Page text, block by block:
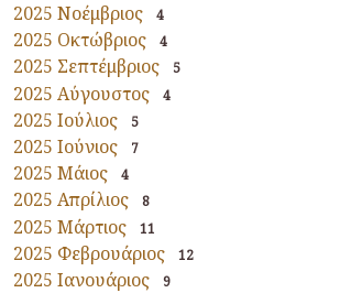
2025 Νοέμβριος 4
2025 Οκτώβριος 4
2025 Σεπτέμβριος 5
2025 Αύγουστος 4
2025 Ιούλιος 5
2025 Ιούνιος 7
2025 Μάιος 4
2025 Απρίλιος 8
2025 Μάρτιος 11
2025 Φεβρουάριος 12
2025 Ιανουάριος 9